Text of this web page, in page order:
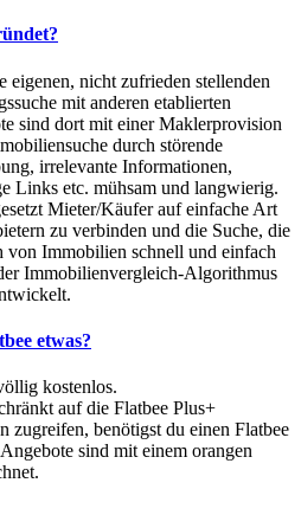
eigenen, nicht zufrieden stellenden
mit anderen etablierten
sind dort mit einer Maklerprovision
durch störende
irrelevante Informationen,
Links etc. mühsam und langwierig.
Mieter/Käufer auf einfache Art
zu verbinden und die Suche, die
von Immobilien schnell und einfach
Immobilienvergleich-Algorithmus
etwas?
kostenlos.
auf die Flatbee Plus+
zugreifen, benötigst du einen Flatbee
sind mit einem orangen